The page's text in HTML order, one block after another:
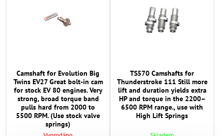
Camshaft for Evolution Big
Twins EV27 Great bolt-in cam
for stock EV 80 engines. Very
strong, broad torque band
pulls hard from 2000 to
5500 RPM. (Use stock valve
springs)
TS570 Camshafts for
Thunderstroke 111 Still more
lift and duration yields extra
HP and torque in the 2200–
6500 RPM range., use with
High Lift Springs